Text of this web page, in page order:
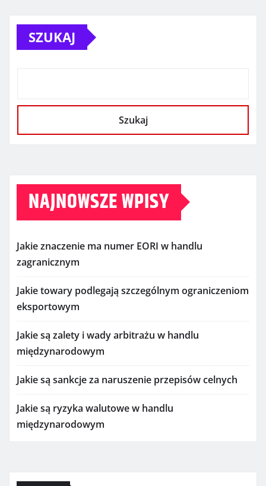
SZUKAJ
Szukaj
NAJNOWSZE WPISY
Jakie znaczenie ma numer EORI w handlu
zagranicznym
Jakie towary podlegają szczególnym ograniczeniom
eksportowym
Jakie są zalety i wady arbitrażu w handlu
międzynarodowym
Jakie są sankcje za naruszenie przepisów celnych
Jakie są ryzyka walutowe w handlu
międzynarodowym